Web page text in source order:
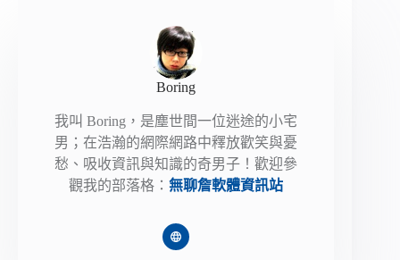
Boring
我叫 Boring，是塵世間一位迷途的小宅
男；在浩瀚的網際網路中釋放歡笑與憂
愁、吸收資訊與知識的奇男子！歡迎參
觀我的部落格：無聊詹軟體資訊站